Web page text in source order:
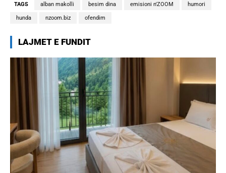
TAGS alban makolli besim dina emisioni n'ZOOM humori
hunda nzoom.biz ofendim
LAJMET E FUNDIT